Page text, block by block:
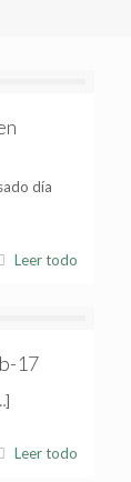
día
Leer todo
17
Leer todo